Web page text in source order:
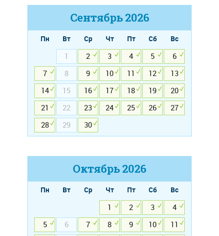
Сентябрь2026
Пн Вт Ср Чт Пт Сб
Вс
1
2 3 4 5
6
7
8 9 10 11 12
13
14
15 16 17 18 19
20
21
22 23 24 25 26
27
28
29 30
Октябрь2026
Пн Вт Ср Чт Пт Сб
Вс
1
2 3
4
5
6 7 8 9 10
11